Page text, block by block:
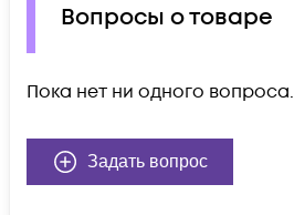
Вопросы о товаре
Пока нет ни одного вопроса.
Задать вопрос